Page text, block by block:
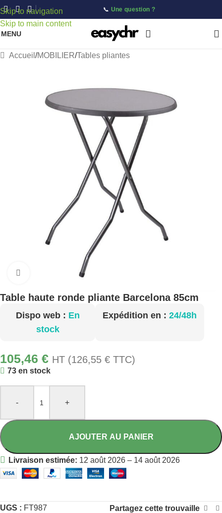
Skip to navigation
Skip to main content
📞 Une question ?
MENU
Accueil /MOBILIER/Tables pliantes
Cliquez pour agrandir
Table haute ronde pliante Barcelona 85cm
Dispo web : En
stock
Expédition en : 24/48h
105,46 € HT (126,55 € TTC)
73 en stock
- +
AJOUTER AU PANIER
Livraison estimée: 12 août 2026 – 14 août 2026
UGS : FT987
Partagez cette trouvaille